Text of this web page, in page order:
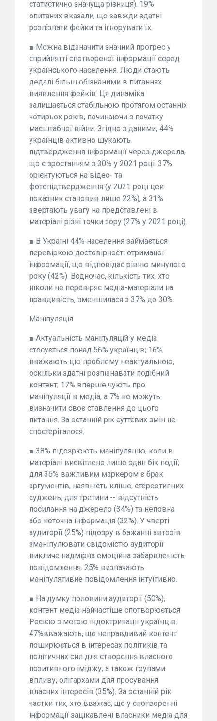
статистично значуща різниця). 19%
опитаних вказали, що завжди здатні
розпізнати фейки та ігнорувати їх.
■ Можна відзначити значний прогрес у
сприйнятті спотвореної інформації серед
українського населення. Люди стають
дедалі більш обізнаними в питаннях
виявлення фейків. Ця динаміка
залишається стабільною протягом останніх
чотирьох років, починаючи з початку
масштабної війни. Згідно з даними, 44%
українців активно шукають
підтвердження інформації через джерела,
що є зростанням з 30% у 2021 році. 37%
орієнтуються на відео- та
фотопідтвердження (у 2021 році цей
показник становив лише 22%), а 31%
звертають увагу на представлені в
матеріалі різні точки зору (27% у 2021 році).
■ В Україні 44% населення займається
перевіркою достовірності отриманої
інформації, що відповідає рівню минулого
року (42%). Водночас, кількість тих, хто
ніколи не перевіряє медіа-матеріали на
правдивість, зменшилася з 37% до 30%.
Маніпуляція
■ Актуальність маніпуляцій у медіа
стосується понад 56% українців; 16%
вважають цю проблему неактуальною,
оскільки здатні розпізнавати подібний
контент; 17% вперше чують про
маніпуляції в медіа, а 7% не можуть
визначити своє ставлення до цього
питання. За останній рік суттєвих змін не
спостерігалося.
■ 38% підозрюють маніпуляцію, коли в
матеріалі висвітлено лише один бік події;
для 36% важливим маркером є брак
аргументів, наявність кліше, стереотипних
суджень; для третини -- відсутність
посилання на джерело (34%) та неповна
або неточна інформація (32%). У чверті
аудиторії (25%) підозру в бажанні авторів
зманіпулювати свідомістю аудиторії
викличе надмірна емоційна забарвленість
повідомлення. 25% визначають
маніпулятивне повідомлення інтуїтивно.
■ На думку половини аудиторії (50%),
контент медіа найчастіше спотворюється
Росією з метою індоктринації українців.
47%вважають, що неправдивий контент
поширюється в інтересах політиків та
політичних сил для створення власного
позитивного іміджу, а також групами
впливу, олігархами для просування
власних інтересів (35%). За останній рік
частки тих, хто вважає, що у спотворенні
інформації зацікавлені власники медіа для